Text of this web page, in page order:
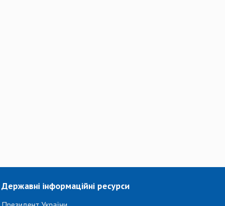
Державні інформаційні ресурси